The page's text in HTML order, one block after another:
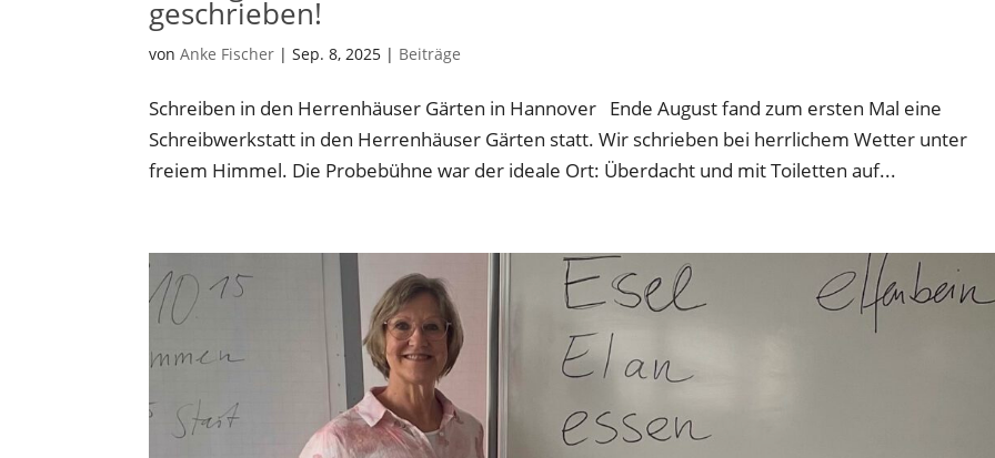
geschrieben!
vonAnke Fischer |Sep. 8, 2025 | Beiträge
Schreiben in den Herrenhäuser Gärten in Hannover Ende August fand zum ersten Mal eine
Schreibwerkstatt in den Herrenhäuser Gärten statt. Wir schrieben bei herrlichem Wetter unter
freiem Himmel. Die Probebühne war der ideale Ort: Überdacht und mit Toiletten auf...